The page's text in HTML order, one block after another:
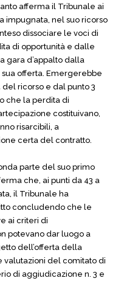
afferma il Tribunale ai
impugnata, nel suo ricorso
dissociare le voci di
di opportunità e dalle
gara d’appalto dalla
offerta. Emergerebbe
ricorso e dal punto 3
che la perdita di
costituivano,
risarcibili, a
certa del contratto.
parte del suo primo
che, ai punti da 43 a
il Tribunale ha
concludendo che le
ai criteri di
potevano dar luogo a
dell’offerta della
valutazioni del comitato di
di aggiudicazione n. 3 e